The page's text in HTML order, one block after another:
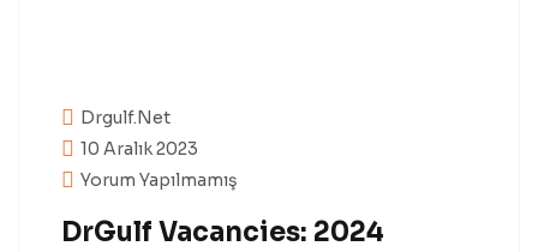
Drgulf.net
10 Aralık 2023
Yorum Yapılmamış
DrGulf Vacancies: 2024